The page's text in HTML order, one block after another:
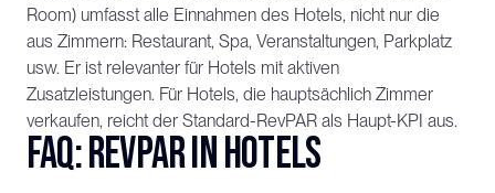
Room) umfasst alle Einnahmen des Hotels, nicht nur die
aus Zimmern: Restaurant, Spa, Veranstaltungen, Parkplatz
usw. Er ist relevanter für Hotels mit aktiven
Zusatzleistungen. Für Hotels, die hauptsächlich Zimmer
verkaufen, reicht der Standard-RevPAR als Haupt-KPI aus.
FAQ: RevPAR in Hotels